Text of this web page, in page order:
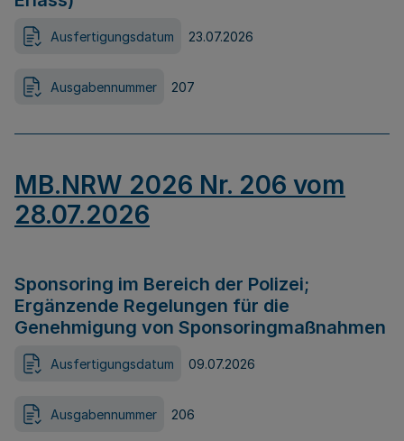
Ausfertigungsdatum 23.07.2026
Ausgabennummer 207
MB.NRW 2026 Nr. 206 vom
28.07.2026
Sponsoring im Bereich der Polizei;
Ergänzende Regelungen für die
Genehmigung von Sponsoringmaßnahmen
Ausfertigungsdatum 09.07.2026
Ausgabennummer 206